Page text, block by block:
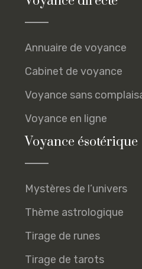
Annuaire de voyance
Cabinet de voyance
Voyance sans
Voyance en ligne
Voyance ésotérique
Mystères de l’univers
Thème astrologique
Tirage de runes
Tirage de tarots